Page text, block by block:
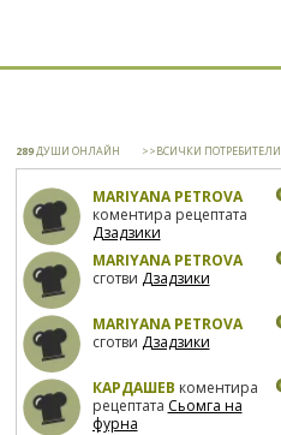
289ДУШИ ОНЛАЙН >>ВСИЧКИ ПОТРЕБИТЕЛИ
MARIYANA PETROVA
коментира рецептата
Дзадзики
MARIYANA PETROVA
сготви Дзадзики
MARIYANA PETROVA
сготви Дзадзики
КАРДАШЕВ коментира
рецептата Сьомга на
фурна